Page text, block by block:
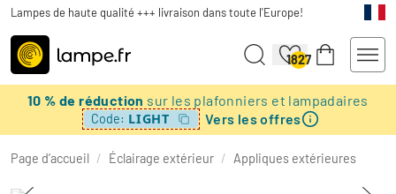
Lampes de haute qualité +++ livraison dans toute l'Europe!
1827
10 % de réduction sur les plafonniers et lampadaires
Code: LIGHT Vers les offres
Page d’accueil / Éclairage extérieur / Appliques extérieures